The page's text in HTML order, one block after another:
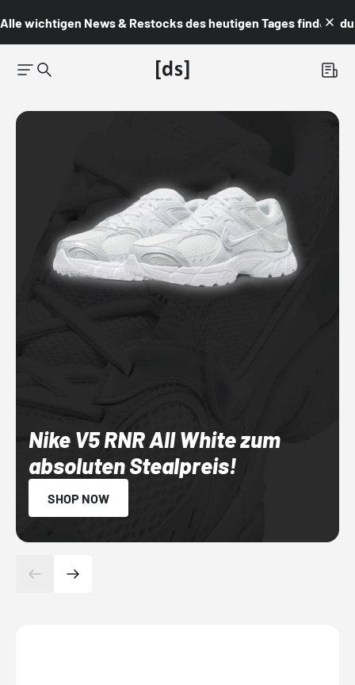
Alle wichtigen News & Restocks des heutigen Tages findest du
Nike V5 RNR All White zum
absoluten Stealpreis!
SHOP NOW